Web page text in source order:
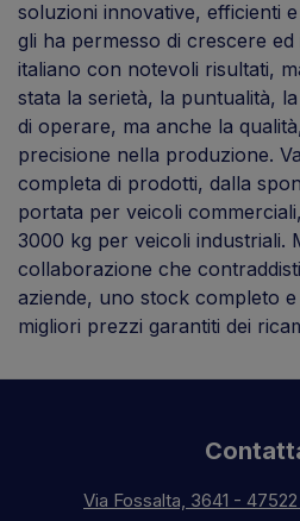
soluzioni innovative, efficienti
gli ha permesso di crescere
italiano con notevoli risultati,
stata la serietà, la puntualità,
di operare, ma anche la
precisione nella produzione.
completa di prodotti, dalla
portata per veicoli
3000 kg per veicoli industriali.
collaborazione che
aziende, uno stock completo
migliori prezzi garantiti dei
Via Fossalta, 3641 -